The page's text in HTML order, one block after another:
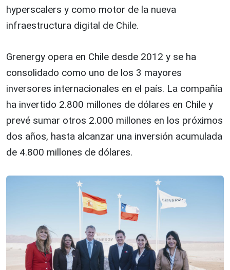
hyperscalers y como motor de la nueva
infraestructura digital de Chile.
Grenergy opera en Chile desde 2012 y se ha
consolidado como uno de los 3 mayores
inversores internacionales en el país. La compañía
ha invertido 2.800 millones de dólares en Chile y
prevé sumar otros 2.000 millones en los próximos
dos años, hasta alcanzar una inversión acumulada
de 4.800 millones de dólares.